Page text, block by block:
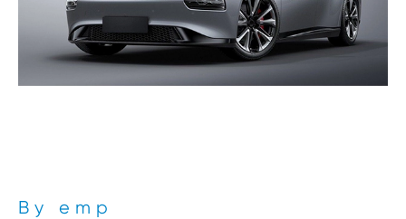
By emp